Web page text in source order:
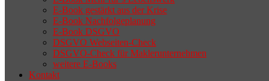
E-Book gestärkt aus der Krise
E-Book Nachfolgeplanung
E-Book DSGVO
DSGVO Webseiten-Check
DSGVO-Check für Maklerunternehmen
weitere E-Books
Kontakt